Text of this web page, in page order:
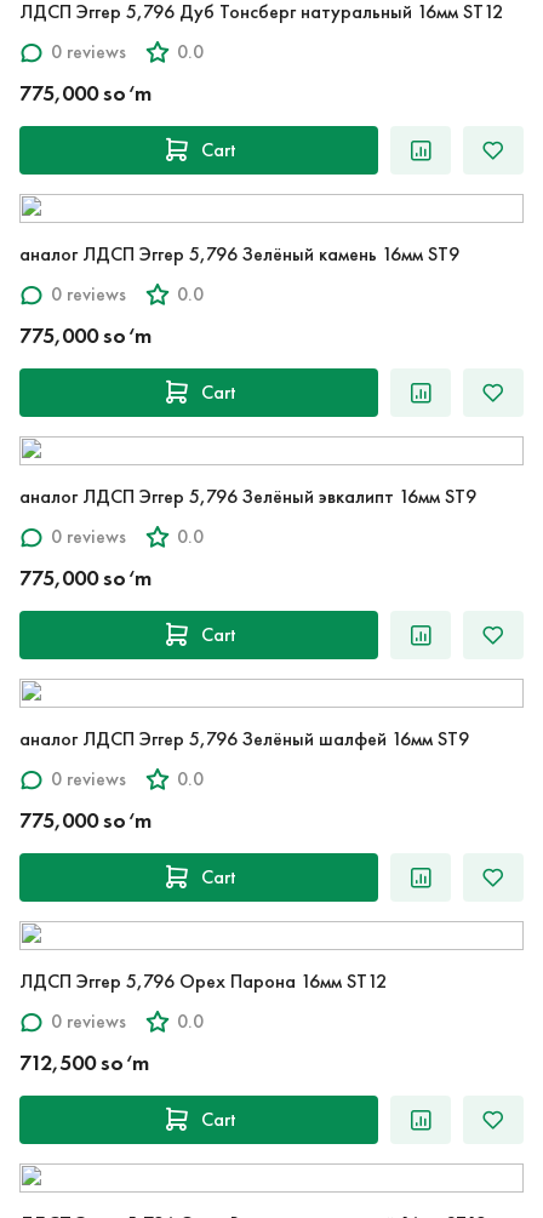
ЛДСП Эггер 5,796 Дуб Тонсберг натуральный 16мм ST12
0 reviews
0.0
775,000 so‘m
Cart
аналог ЛДСП Эггер 5,796 Зелёный камень 16мм ST9
0 reviews
0.0
775,000 so‘m
Cart
аналог ЛДСП Эггер 5,796 Зелёный эвкалипт 16мм ST9
0 reviews
0.0
775,000 so‘m
Cart
аналог ЛДСП Эггер 5,796 Зелёный шалфей 16мм ST9
0 reviews
0.0
775,000 so‘m
Cart
ЛДСП Эггер 5,796 Орех Парона 16мм ST12
0 reviews
0.0
712,500 so‘m
Cart